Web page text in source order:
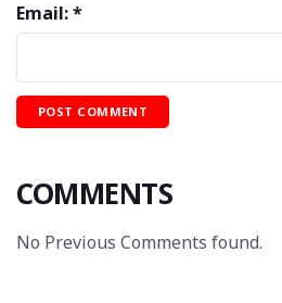
Email: *
COMMENTS
No Previous Comments found.